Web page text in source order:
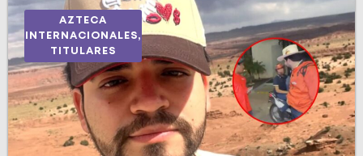
AZTECA
INTERNACIONALES,
TITULARES